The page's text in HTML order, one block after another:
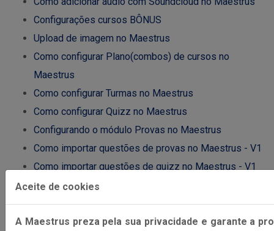
Configurações cursos BÔNUS
Upload de imagem no Maestrus
Como configurar Plano(combos) de cursos no
Maestrus
Como configurar Turmas no Maestrus
Como configurar Quizz no Maestrus
Configurando o módulo Provas no Maestrus
Como importar questões de provas no Maestrus - V1
Como importar questões de quizz no Maestrus - V1
Banco de questões de avaliações no Maestrus
Como ordenar questões no Maestrus
Como realizar matrícula manual no Maestrus
Aceite de cookies
A Maestrus preza pela sua privacidade e garante a